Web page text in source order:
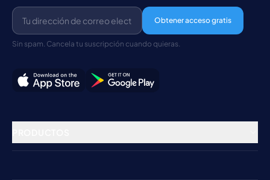
Obtener acceso gratis
Sin spam. Cancela tu suscripción cuando quieras.
Gestión de propiedades